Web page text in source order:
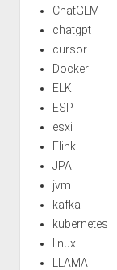
ChatGLM
chatgpt
cursor
Docker
ELK
ESP
esxi
Flink
JPA
jvm
kafka
kubernetes
linux
LLAMA